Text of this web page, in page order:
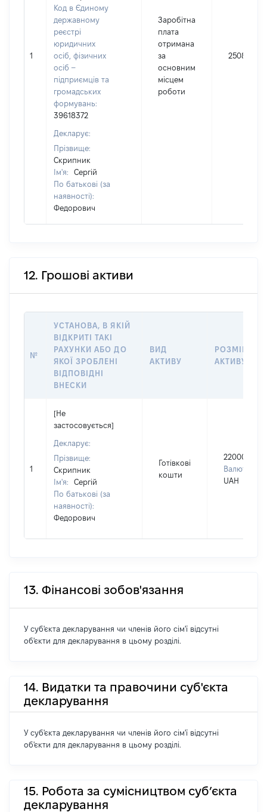
1
Код в Єдиному
державному
реєстрі
юридичних
осіб, фізичних
осіб –
підприємців та
громадських
формувань:
39618372
Декларує:
Прізвище:
Скрипник
Ім'я:
Сергій
По батькові (за
наявності):
Федорович
Заробітна
плата
отримана
за
основним
місцем
роботи
250885
12. Грошові активи
№
УСТАНОВА, В ЯКІЙ
ВІДКРИТІ ТАКІ
РАХУНКИ АБО ДО
ЯКОЇ ЗРОБЛЕНІ
ВІДПОВІДНІ
ВНЕСКИ
ВИД
АКТИВУ
РОЗМІР
АКТИВУ
1
[Не
застосовується]
Декларує:
Прізвище:
Скрипник
Ім'я:
Сергій
По батькові (за
наявності):
Федорович
Готівкові
кошти
220000
Валюта:
UAH
13. Фінансові зобов'язання
У суб'єкта декларування чи членів його сім'ї відсутні
об'єкти для декларування в цьому розділі.
14. Видатки та правочини суб'єкта
декларування
У суб'єкта декларування чи членів його сім'ї відсутні
об'єкти для декларування в цьому розділі.
15. Робота за сумісництвом суб’єкта
декларування